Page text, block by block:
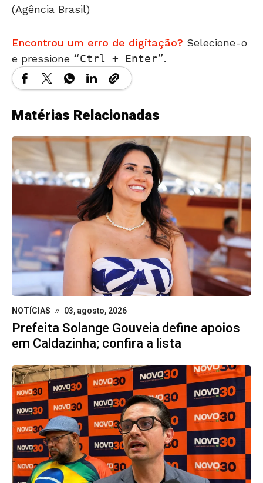
(Agência Brasil)
Encontrou um erro de digitação? Selecione-o
e pressione
Ctrl + Enter .
Matérias Relacionadas
NOTÍCIAS 03, agosto, 2026
Prefeita Solange Gouveia define apoios
em Caldazinha; confira a lista